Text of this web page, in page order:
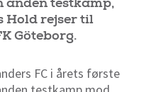
anden testkamp,
Hold rejser til
Göteborg.
FC i årets første